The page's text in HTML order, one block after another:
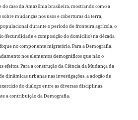
caso da Amazônia brasileira, mostrando como a
mudanças nos usos e coberturas da terra,
durante o período de fronteira agrícola, o
(fecundidade e composição do domicílio) na década
no componente migratório. Para a Demografia,
nos elementos demográficos que não o
efeitos. Para a construção da Ciência da Mudança da
dinâmicas urbanas nas investigações, a adoção de
do diálogo entre as diversas disciplinas,
a contribuição da Demografia.